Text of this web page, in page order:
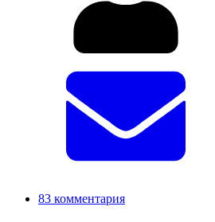
83 комментария